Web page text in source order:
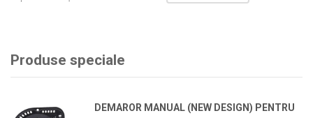
Produse speciale
DEMAROR MANUAL (NEW DESIGN) PENTRU